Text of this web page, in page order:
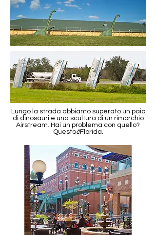
Lungo la strada abbiamo superato un paio
di dinosauri e una scultura di un rimorchio
Airstream. Hai un problema con quello?
QuestoèFlorida.